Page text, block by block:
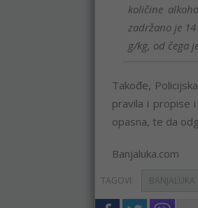
količine
zadržano je
g/kg, od čega
Takođe,
pravila i propise
opasna, te da
Banjaluka.com
TAGOVI: BANJALUKA